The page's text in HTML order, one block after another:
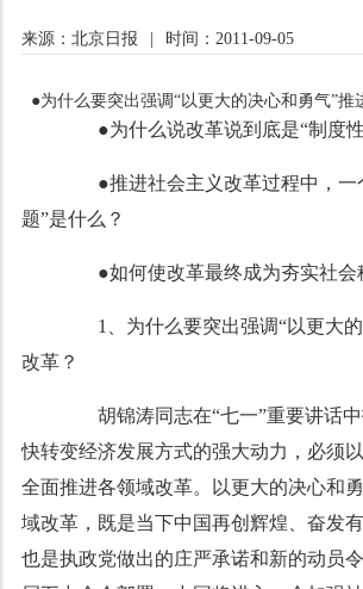
来源：北京日报 时间：2011-09-05
●为什么要突出强调“以更大的决心和勇气”推
●为什么说改革说到底是“制度性
●推进社会主义改革过程中，一
题”是什么？
●如何使改革最终成为夯实社会
1、为什么要突出强调“以更大的
改革？
胡锦涛同志在“七一”重要讲话中
快转变经济发展方式的强大动力，必须
全面推进各领域改革。以更大的决心和
域改革，既是当下中国再创辉煌、奋发
也是执政党做出的庄严承诺和新的动员